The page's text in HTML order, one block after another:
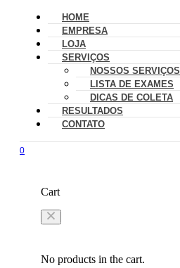
HOME
EMPRESA
LOJA
SERVIÇOS
NOSSOS SERVIÇOS
LISTA DE EXAMES
DICAS DE COLETA
RESULTADOS
CONTATO
0
Cart
No products in the cart.